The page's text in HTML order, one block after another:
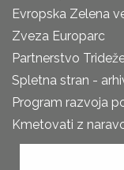
Evropska Zelena
Zveza Europarc
Partnerstvo
Spletna stran -
Program razvoja
Kmetovati z